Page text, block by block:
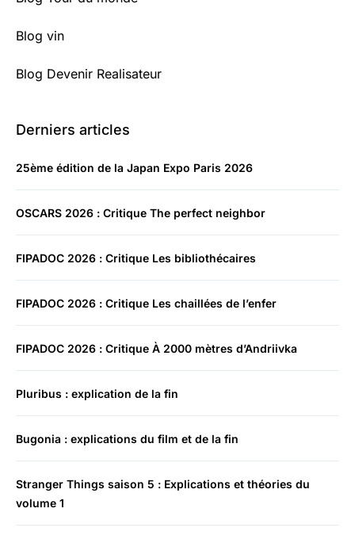
Blog vin
Blog Devenir Realisateur
Derniers articles
25ème édition de la Japan Expo Paris 2026
OSCARS 2026 : Critique The perfect neighbor
FIPADOC 2026 : Critique Les bibliothécaires
FIPADOC 2026 : Critique Les chaillées de l’enfer
FIPADOC 2026 : Critique À 2000 mètres d’Andriivka
Pluribus : explication de la fin
Bugonia : explications du film et de la fin
Stranger Things saison 5 : Explications et théories du
volume 1